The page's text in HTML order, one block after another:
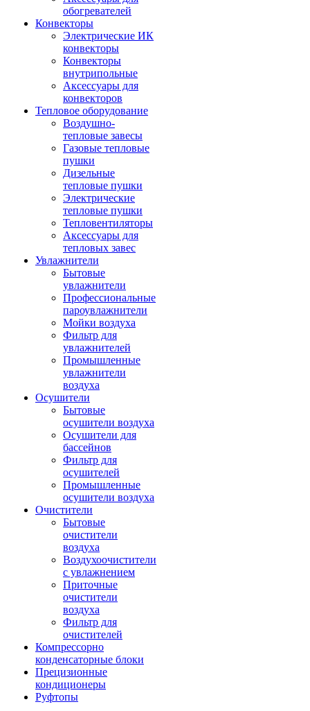
обогревателей
Конвекторы
Электрические ИК
конвекторы
Конвекторы
внутрипольные
Аксессуары для
конвекторов
Тепловое оборудование
Воздушно-
тепловые завесы
Газовые тепловые
пушки
Дизельные
тепловые пушки
Электрические
тепловые пушки
Тепловентиляторы
Аксессуары для
тепловых завес
Увлажнители
Бытовые
увлажнители
Профессиональные
пароувлажнители
Мойки воздуха
Фильтр для
увлажнителей
Промышленные
увлажнители
воздуха
Осушители
Бытовые
осушители воздуха
Осушители для
бассейнов
Фильтр для
осушителей
Промышленные
осушители воздуха
Очистители
Бытовые
очистители
воздуха
Воздухоочистители
с увлажнением
Приточные
очистители
воздуха
Фильтр для
очистителей
Компрессорно
конденсаторные блоки
Прецизионные
кондиционеры
Руфтопы